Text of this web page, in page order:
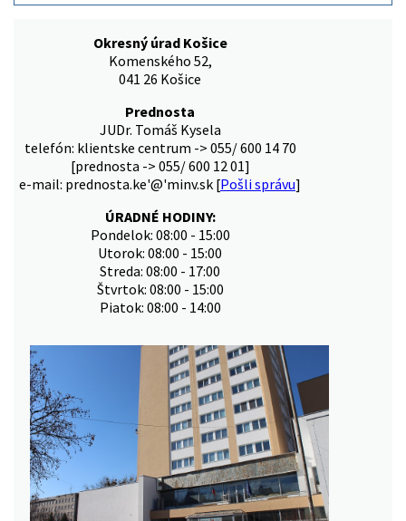
Okresný úrad Košice
Komenského 52,
041 26 Košice
Prednosta
JUDr. Tomáš Kysela
telefón: klientske centrum -> 055/ 600 14 70
[prednosta -> 055/ 600 12 01]
e-mail: prednosta.ke'@'minv.sk [Pošli správu]
ÚRADNÉ HODINY:
Pondelok: 08:00 - 15:00
Utorok: 08:00 - 15:00
Streda: 08:00 - 17:00
Štvrtok: 08:00 - 15:00
Piatok: 08:00 - 14:00